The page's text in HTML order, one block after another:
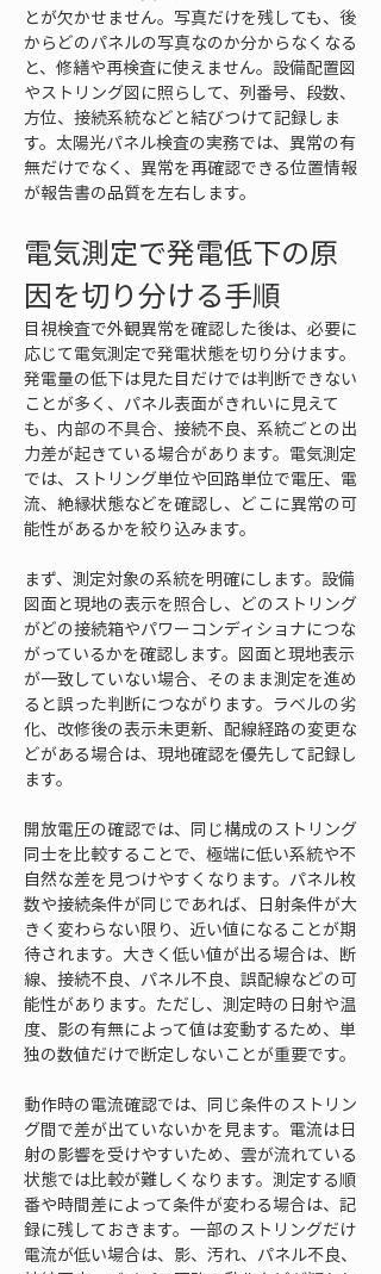
とが欠かせません。写真だけを残しても、後
からどのパネルの写真なのか分からなくなる
と、修繕や再検査に使えません。設備配置図
やストリング図に照らして、列番号、段数、
方位、接続系統などと結びつけて記録しま
す。太陽光パネル検査の実務では、異常の有
無だけでなく、異常を再確認できる位置情報
が報告書の品質を左右します。
電気測定で発電低下の原
因を切り分ける手順
目視検査で外観異常を確認した後は、必要に
応じて電気測定で発電状態を切り分けます。
発電量の低下は見た目だけでは判断できない
ことが多く、パネル表面がきれいに見えて
も、内部の不具合、接続不良、系統ごとの出
力差が起きている場合があります。電気測定
では、ストリング単位や回路単位で電圧、電
流、絶縁状態などを確認し、どこに異常の可
能性があるかを絞り込みます。
まず、測定対象の系統を明確にします。設備
図面と現地の表示を照合し、どのストリング
がどの接続箱やパワーコンディショナにつな
がっているかを確認します。図面と現地表示
が一致していない場合、そのまま測定を進め
ると誤った判断につながります。ラベルの劣
化、改修後の表示未更新、配線経路の変更な
どがある場合は、現地確認を優先して記録し
ます。
開放電圧の確認では、同じ構成のストリング
同士を比較することで、極端に低い系統や不
自然な差を見つけやすくなります。パネル枚
数や接続条件が同じであれば、日射条件が大
きく変わらない限り、近い値になることが期
待されます。大きく低い値が出る場合は、断
線、接続不良、パネル不良、誤配線などの可
能性があります。ただし、測定時の日射や温
度、影の有無によって値は変動するため、単
独の数値だけで断定しないことが重要です。
動作時の電流確認では、同じ条件のストリン
グ間で差が出ていないかを見ます。電流は日
射の影響を受けやすいため、雲が流れている
状態では比較が難しくなります。測定する順
番や時間差によって条件が変わる場合は、記
録に残しておきます。一部のストリングだけ
電流が低い場合は、影、汚れ、パネル不良、